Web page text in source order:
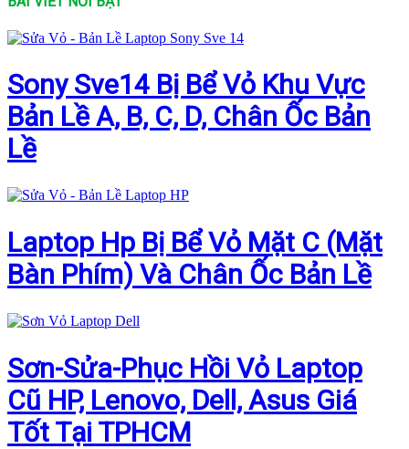
Sony Sve14 Bị Bể Vỏ Khu Vực
Bản Lề A, B, C, D, Chân Ốc Bản
Lề
Laptop Hp Bị Bể Vỏ Mặt C (Mặt
Bàn Phím) Và Chân Ốc Bản Lề
Sơn-Sửa-Phục Hồi Vỏ Laptop
Cũ HP, Lenovo, Dell, Asus Giá
Tốt Tại TPHCM